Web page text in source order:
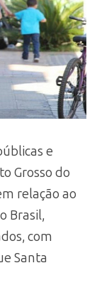
e
Grosso do
relação ao
Brasil,
com
Santa